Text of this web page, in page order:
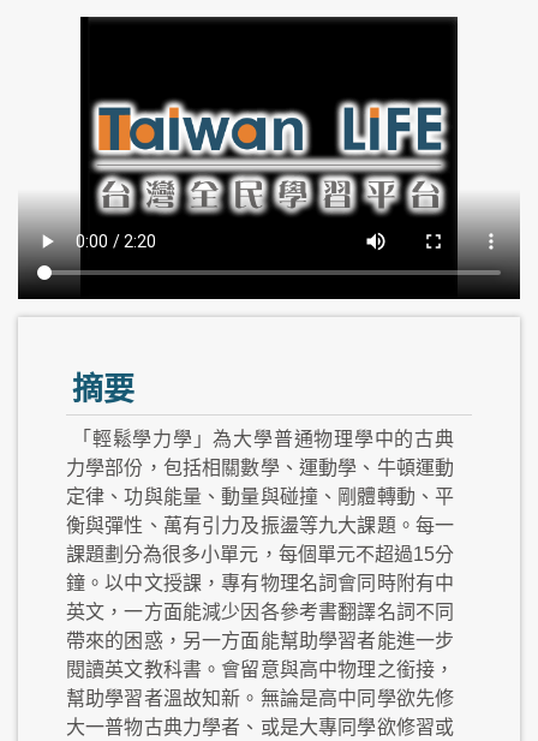
摘要
「輕鬆學力學」為大學普通物理學中的古典
力學部份，包括相關數學、運動學、牛頓運動
定律、功與能量、動量與碰撞、剛體轉動、平
衡與彈性、萬有引力及振盪等九大課題。每一
課題劃分為很多小單元，每個單元不超過15分
鐘。以中文授課，專有物理名詞會同時附有中
英文，一方面能減少因各參考書翻譯名詞不同
帶來的困惑，另一方面能幫助學習者能進一步
閱讀英文教科書。會留意與高中物理之銜接，
幫助學習者溫故知新。無論是高中同學欲先修
大一普物古典力學者、或是大專同學欲修習或